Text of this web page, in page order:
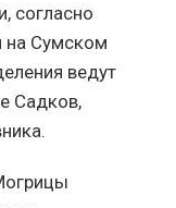
согласно
на Сумском
ведут
Садков,